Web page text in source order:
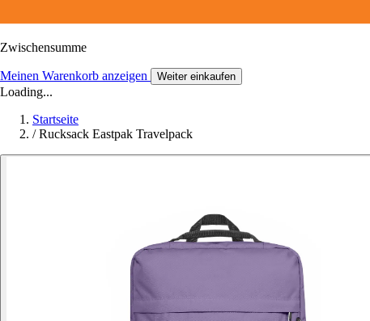
Zwischensumme
Meinen Warenkorb anzeigen Weiter einkaufen
Loading...
Startseite
/ Rucksack Eastpak Travelpack